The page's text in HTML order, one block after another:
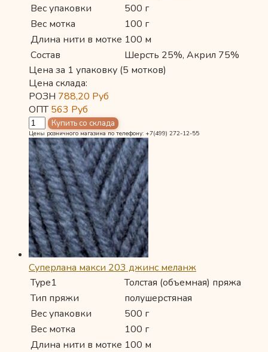
Вес упаковки
500 г
Вес мотка
100 г
Длина нити в мотке 100 м
Состав
Шерсть 25%, Акрил 75%
Цена за 1 упаковку (5 мотков)
Цена склада:
РОЗН 788,20 Руб
ОПТ563 Руб
Цены розничного магазина по телефону: +7(499) 272-12-55
Суперлана макси 203 джинс меланж
Type1
Толстая (объемная) пряжа
Тип пряжи
полушерстяная
Вес упаковки
500 г
Вес мотка
100 г
Длина нити в мотке 100 м